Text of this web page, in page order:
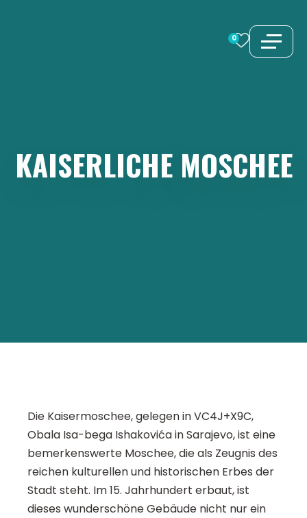
0
KAISERLICHE MOSCHEE
Die Kaisermoschee, gelegen in VC4J+X9C,
Obala Isa-bega Ishakovića in Sarajevo, ist eine
bemerkenswerte Moschee, die als Zeugnis des
reichen kulturellen und historischen Erbes der
Stadt steht. Im 15. Jahrhundert erbaut, ist
dieses wunderschöne Gebäude nicht nur ein